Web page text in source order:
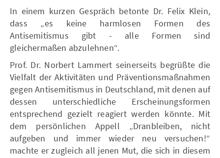
In einem kurzen Gespräch betonte Dr. Felix Klein,
dass „es keine harmlosen Formen des
Antisemitismus gibt - alle Formen sind
gleichermaßen abzulehnen“.
Prof. Dr. Norbert Lammert seinerseits begrüßte die
Vielfalt der Aktivitäten und Präventionsmaßnahmen
gegen Antisemitismus in Deutschland, mit denen auf
dessen unterschiedliche Erscheinungsformen
entsprechend gezielt reagiert werden könnte. Mit
dem persönlichen Appell „Dranbleiben, nicht
aufgeben und immer wieder neu versuchen!“
machte er zugleich all jenen Mut, die sich in diesem